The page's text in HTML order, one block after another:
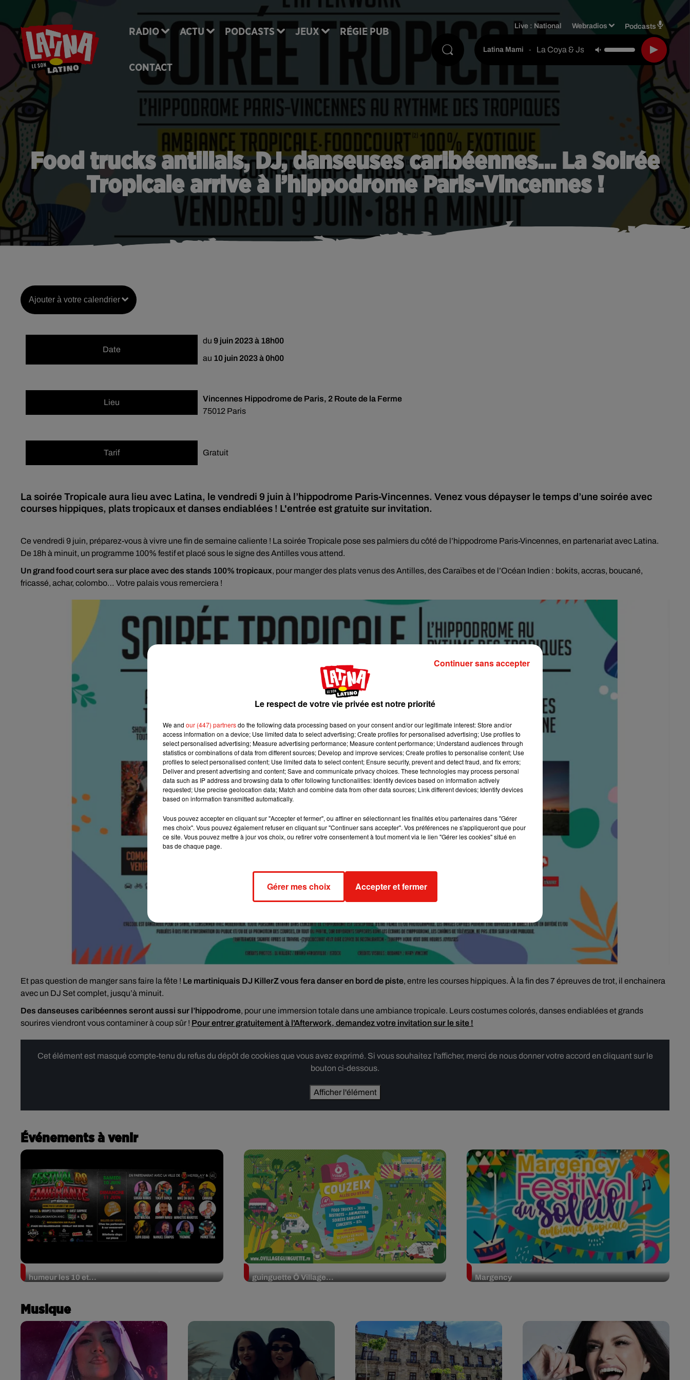
RADIO ACTU PODCASTS JEUX RÉGIE PUB
CONTACT
Live : National Webradios Podcasts
Latina Mami - La Coya & Jsca & Kimy Lq
Food trucks antillais, DJ, danseuses caribéennes… La Soirée
Tropicale arrive à l’hippodrome Paris-Vincennes !
Ajouter à votre calendrier
Date
du 9 juin 2023 à 18h00
au 10 juin 2023 à 0h00
Lieu
Vincennes Hippodrome de Paris, 2 Route de la Ferme
75012 Paris
Tarif Gratuit
La soirée Tropicale aura lieu avec Latina, le vendredi 9 juin à l’hippodrome Paris-Vincennes. Venez vous dépayser le temps d’une soirée avec
courses hippiques, plats tropicaux et danses endiablées ! L'entrée est gratuite sur invitation.
Ce vendredi 9 juin, préparez-vous à vivre une fin de semaine caliente ! La soirée Tropicale pose ses palmiers du côté de l’hippodrome Paris-Vincennes, en partenariat avec Latina.
De 18h à minuit, un programme 100% festif et placé sous le signe des Antilles vous attend.
Un grand food court sera sur place avec des stands 100% tropicaux, pour manger des plats venus des Antilles, des Caraïbes et de l’Océan Indien : bokits, accras, boucané,
fricassé, achar, colombo… Votre palais vous remerciera !
Et pas question de manger sans faire la fête ! Le martiniquais DJ KillerZ vous fera danser en bord de piste, entre les courses hippiques. À la fin des 7 épreuves de trot, il enchainera
avec un DJ Set complet, jusqu’à minuit.
Des danseuses caribéennes seront aussi sur l’hippodrome, pour une immersion totale dans une ambiance tropicale. Leurs costumes colorés, danses endiablées et grands
sourires viendront vous contaminer à coup sûr ! Pour entrer gratuitement à l'Afterwork, demandez votre invitation sur le site !
Cet élément est masqué compte-tenu du refus du dépôt de cookies que vous avez exprimé. Si vous souhaitez l'afficher, merci de nous donner votre accord en cliquant sur le
bouton ci-dessous.
Afficher l'élément
Événements à venir
humeur les 10 et...
guinguette Ô Village...
Margency
Musique
Le respect de votre vie privée est notre priorité
We and our (447) partnersdo the following data processing based on your consent and/or our legitimate interest: Store and/or
access information on a device; Use limited data to select advertising; Create profiles for personalised advertising; Use profiles to
select personalised advertising; Measure advertising performance; Measure content performance; Understand audiences through
statistics or combinations of data from different sources; Develop and improve services; Create profiles to personalise content; Use
profiles to select personalised content; Use limited data to select content; Ensure security, prevent and detect fraud, and fix errors;
Deliver and present advertising and content; Save and communicate privacy choices. These technologies may process personal
data such as IP address and browsing data to offer following functionalities: Identify devices based on information actively
requested; Use precise geolocation data; Match and combine data from other data sources; Link different devices; Identify devices
based on information transmitted automatically.
Vous pouvez accepter en cliquant sur "Accepter et fermer", ou affiner en sélectionnant les finalités et/ou partenaires dans "Gérer
mes choix". Vous pouvez également refuser en cliquant sur "Continuer sans accepter". Vos préférences ne s'appliqueront que pour
ce site. Vous pouvez mettre à jour vos choix, ou retirer votre consentement à tout moment via le lien "Gérer les cookies" situé en
bas de chaque page.
Gérer mes choix Accepter et fermer
Continuer sans accepter